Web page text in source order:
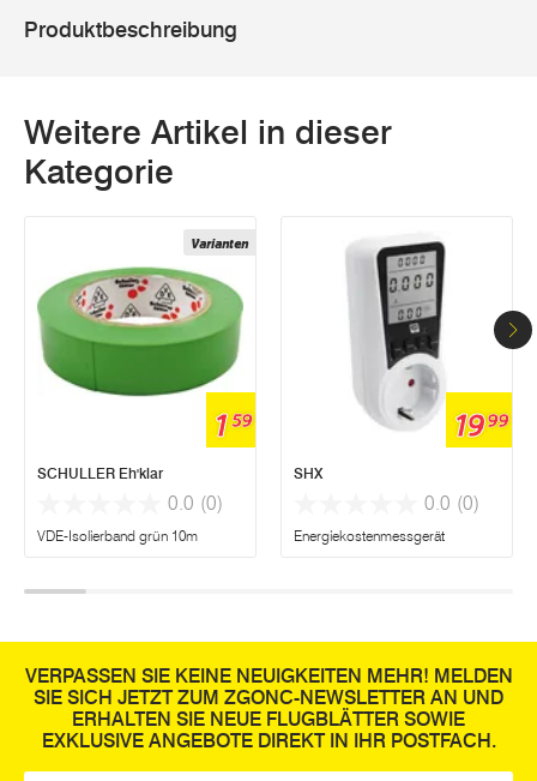
Produktbeschreibung
Weitere Artikel in dieser
Kategorie
Varianten
159
SCHULLER Eh'klar
0.0 (0)
VDE-Isolierband grün 10m
1999
SHX
0.0 (0)
Energiekostenmessgerät
VERPASSEN SIE KEINE NEUIGKEITEN MEHR! MELDEN
SIE SICH JETZT ZUM ZGONC-NEWSLETTER AN UND
ERHALTEN SIE NEUE FLUGBLÄTTER SOWIE
EXKLUSIVE ANGEBOTE DIREKT IN IHR POSTFACH.